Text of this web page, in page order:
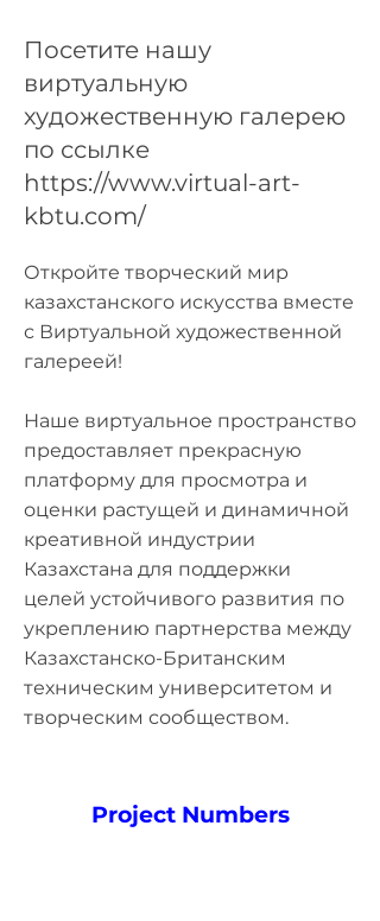
Посетите нашу
виртуальную
художественную галерею
по ссылке
https://www.virtual-art-
kbtu.com/
Откройте творческий мир
казахстанского искусства вместе
с Виртуальной художественной
галереей!
Наше виртуальное пространство
предоставляет прекрасную
платформу для просмотра и
оценки растущей и динамичной
креативной индустрии
Казахстана для поддержки
целей устойчивого развития по
укреплению партнерства между
Казахстанско-Британским
техническим университетом и
творческим сообществом.
Project Numbers